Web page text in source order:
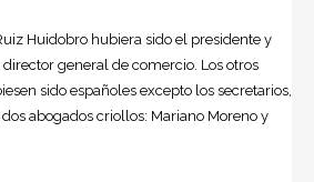
Huidobro hubiera sido el presidente y
general de comercio. Los otros
sido españoles excepto los secretarios,
abogados criollos: Mariano Moreno y